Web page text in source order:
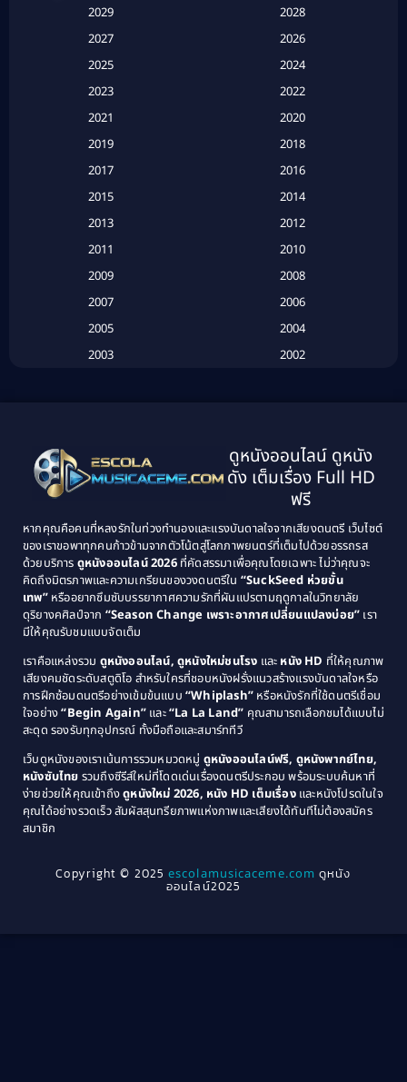
Based on a True Story สร้างจากเรื่องจริง(2)
Based on a True Story เรื่องจริง (20)
(134)
Classic หนังคลาสสิก(21)
Classic หนังคลาสสิก(25)
Comedy ตลก(46)
Comedy ตลก(515)
Coming of Age ก้าวพ้นวัย(1)
Coming-of-Age(3)
Community(1)
Crime อาชญากรรม(78)
Cult Film(4)
2029
2028
2027
2026
2025
2024
2023
2022
2021
2020
2019
2018
2017
2016
2015
2014
2013
2012
2011
2010
2009
2008
2007
2006
2005
2004
2003
2002
1995
1994
1993
1992
1989
1988
1987
1986
1985
1984
1983
1982
1979
1978
1976
1975
1974
1971
1970
1969
1968
1964
1963
1940
ดูหนังออนไลน์ ดูหนัง
ดัง เต็มเรื่อง Full HD
ฟรี
หากคุณคือคนที่หลงรักในท่วงทำนองและแรงบันดาลใจจากเสียงดนตรี เว็บไซต์
ของเราขอพาทุกคนก้าวข้ามจากตัวโน้ตสู่โลกภาพยนตร์ที่เต็มไปด้วยอรรถรส
ด้วยบริการ ดูหนังออนไลน์ 2026ที่คัดสรรมาเพื่อคุณโดยเฉพาะ ไม่ว่าคุณจะ
คิดถึงมิตรภาพและความเกรียนของวงดนตรีใน “SuckSeed ห่วยขั้น
เทพ”หรืออยากซึมซับบรรยากาศความรักที่ผันแปรตามฤดูกาลในวิทยาลัย
ดุริยางคศิลป์จาก “Season Change เพราะอากาศเปลี่ยนแปลงบ่อย” เรา
มีให้คุณรับชมแบบจัดเต็ม
เราคือแหล่งรวม ดูหนังออนไลน์, ดูหนังใหม่ชนโรง และ หนัง HD ที่ให้คุณภาพ
เสียงคมชัดระดับสตูดิโอ สำหรับใครที่ชอบหนังฝรั่งแนวสร้างแรงบันดาลใจหรือ
การฝึกซ้อมดนตรีอย่างเข้มข้นแบบ “Whiplash” หรือหนังรักที่ใช้ดนตรีเชื่อม
ใจอย่าง“Begin Again” และ“La La Land” คุณสามารถเลือกชมได้แบบไม่
สะดุด รองรับทุกอุปกรณ์ ทั้งมือถือและสมาร์ททีวี
เว็บดูหนังของเราเน้นการรวมหมวดหมู่ ดูหนังออนไลน์ฟรี, ดูหนังพากย์ไทย,
หนังซับไทย รวมถึงซีรีส์ใหม่ที่โดดเด่นเรื่องดนตรีประกอบ พร้อมระบบค้นหาที่
ง่ายช่วยให้คุณเข้าถึงดูหนังใหม่ 2026, หนัง HD เต็มเรื่องและหนังโปรดในใจ
คุณได้อย่างรวดเร็ว สัมผัสสุนทรียภาพแห่งภาพและเสียงได้ทันทีไม่ต้องสมัคร
สมาชิก
Copyright © 2025escolamusicaceme.com ดูหนัง
ออนไลน์2025